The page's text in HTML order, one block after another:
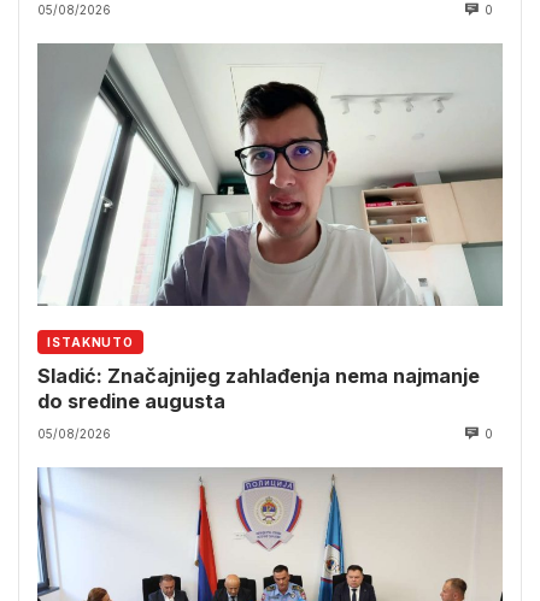
05/08/2026 0
ISTAKNUTO
Sladić: Značajnijeg zahlađenja nema najmanje
do sredine augusta
05/08/2026 0